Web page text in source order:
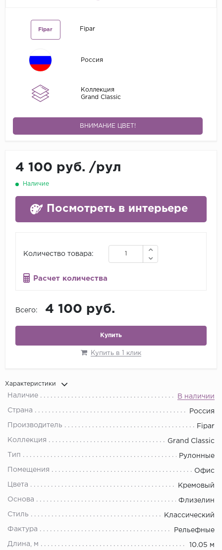
Fipar Fipar
Россия
Коллекция
Grand Classic
ВНИМАНИЕ ЦВЕТ!
4 100 руб. /рул
Наличие
Посмотреть в интерьере
Количество товара:
Расчет количества
Всего: 4 100 руб.
Купить
Купить в 1 клик
Характеристики
Наличие В наличии
Страна Россия
Производитель Fipar
Коллекция Grand Classic
Тип Рулонные
Помещения Офис
Цвета Кремовый
Основа Флизелин
Стиль Классический
Фактура Рельефные
Длина, м 10.05 м